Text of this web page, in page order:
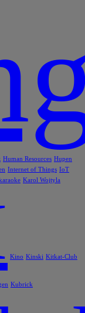
Human Resources Hupen
Internet of Things IoT
Karol Wojtyla
Kino Kinski Kitkat-Club
Kubrick